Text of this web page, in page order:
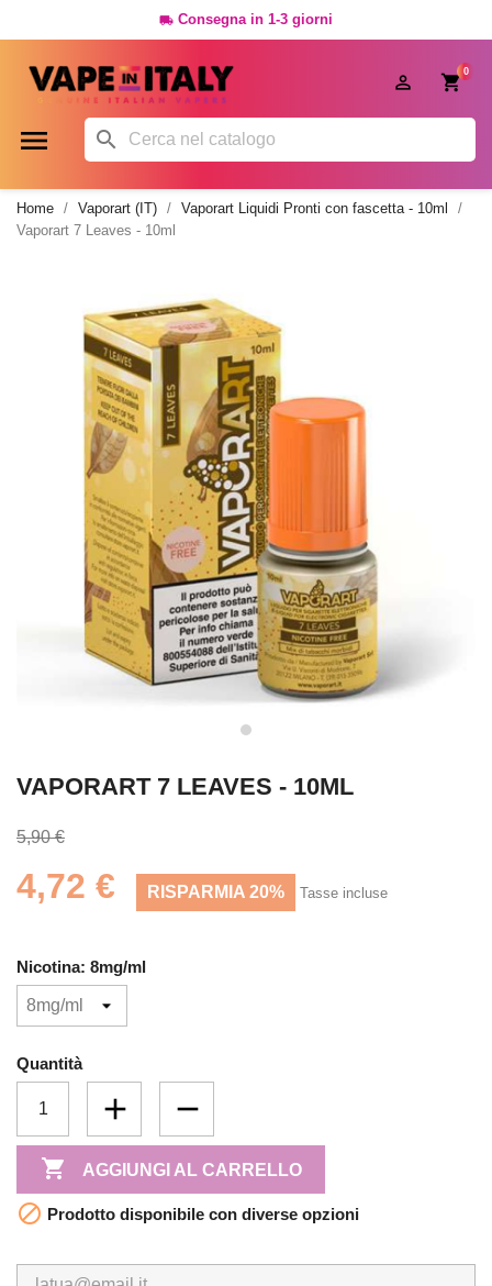
 Consegna in 1-3 giorni
0

 
Home Vaporart (IT)
Vaporart Liquidi Pronti con fascetta - 10ml
Vaporart 7 Leaves - 10ml
VAPORART 7 LEAVES - 10ML
5,90 €
4,72 € RISPARMIA 20% Tasse incluse
Nicotina: 8mg/ml
Quantità
 AGGIUNGI AL CARRELLO
 Prodotto disponibile con diverse opzioni